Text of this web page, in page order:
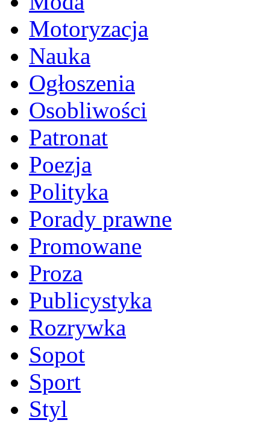
Motoryzacja
Nauka
Ogłoszenia
Osobliwości
Patronat
Poezja
Polityka
Porady prawne
Promowane
Proza
Publicystyka
Rozrywka
Sopot
Sport
Styl